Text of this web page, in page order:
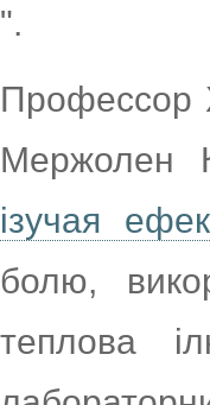
".
Профессор
Мержолен
ізучая
болю,
теплова